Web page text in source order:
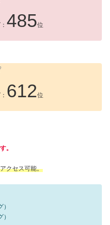
485位
612位
。
クセス可能。